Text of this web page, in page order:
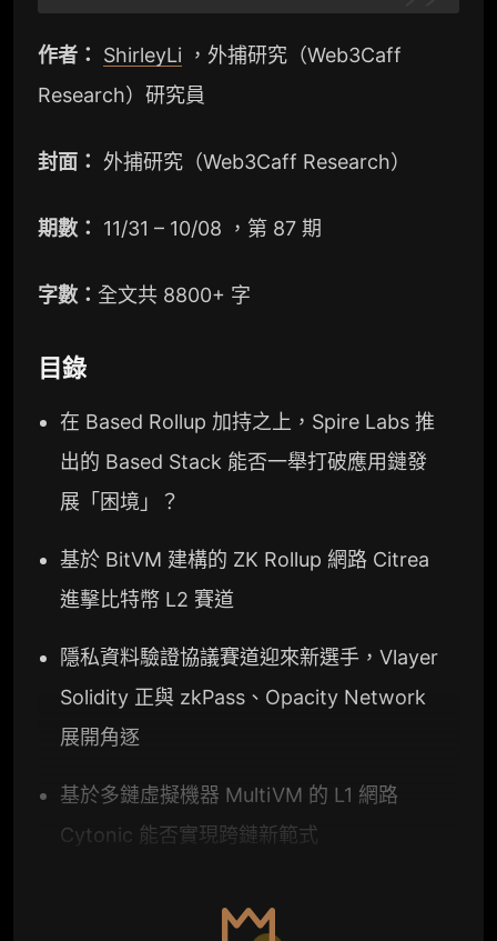
m
b
o
k
作者： ShirleyLi ，外捕研究（Web3Caff
Research）研究員
封面： 外捕研究（Web3Caff Research）
期數： 11/31 – 10/08 ，第 87 期
字數： 全文共 8800+ 字
目錄
在 Based Rollup 加持之上，Spire Labs 推
出的 Based Stack 能否一舉打破應用鏈發
展「困境」？
基於 BitVM 建構的 ZK Rollup 網路 Citrea
進擊比特幣 L2 賽道
隱私資料驗證協議賽道迎來新選手，Vlayer
Solidity 正與 zkPass、Opacity Network
展開角逐
基於多鏈虛擬機器 MultiVM 的 L1 網路
Cytonic 能否實現跨鏈新範式